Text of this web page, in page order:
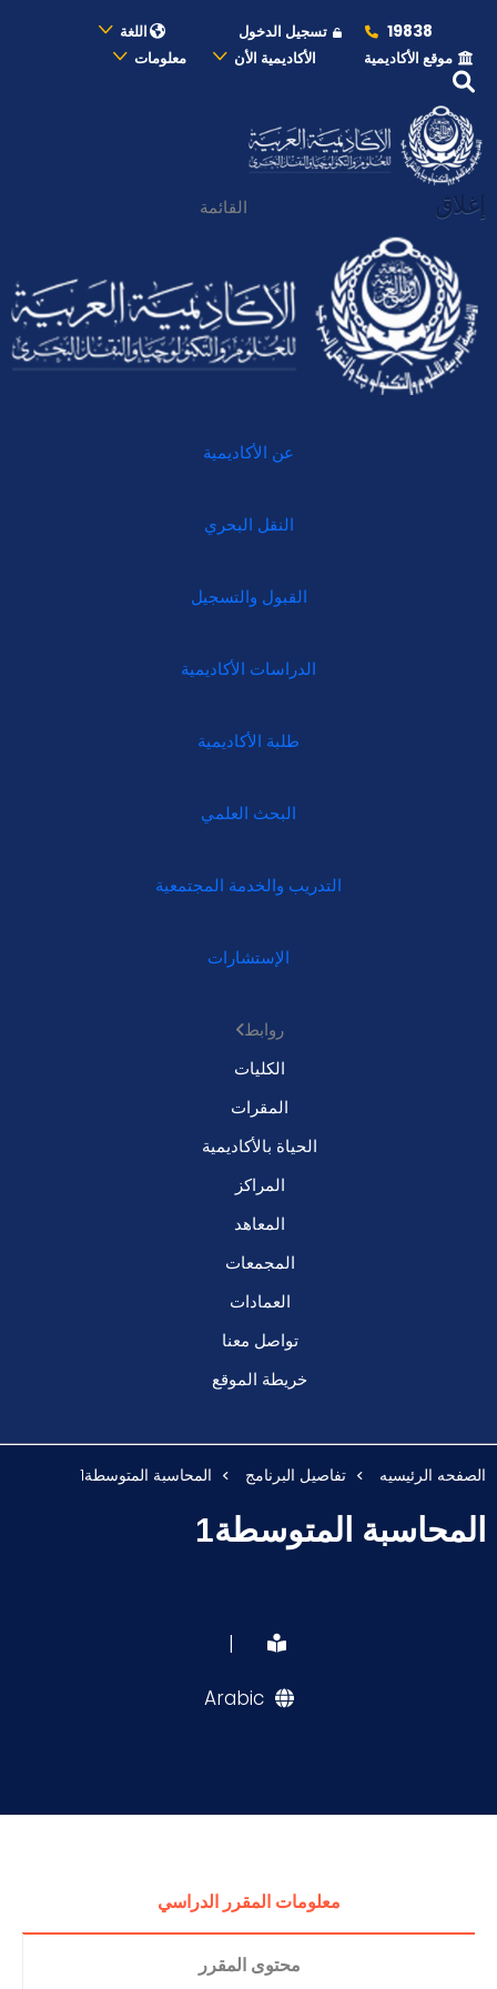
19838 تسجيل الدخول
اللغة
موقع الأكاديمية
الأكاديمية الأن معلومات
إغلاق القائمة
عن الأكاديمية
النقل البحري
القبول والتسجيل
الدراسات الأكاديمية
طلبة الأكاديمية
البحث العلمي
التدريب والخدمة المجتمعية
الإستشارات
روابط
الكليات
المقرات
الحياة بالأكاديمية
المراكز
المعاهد
المجمعات
العمادات
تواصل معنا
خريطة الموقع
الصفحه الرئيسيه تفاصيل البرنامج المحاسبة المتوسطة1
المحاسبة المتوسطة1
|
Arabic
معلومات المقرر الدراسي
محتوى المقرر